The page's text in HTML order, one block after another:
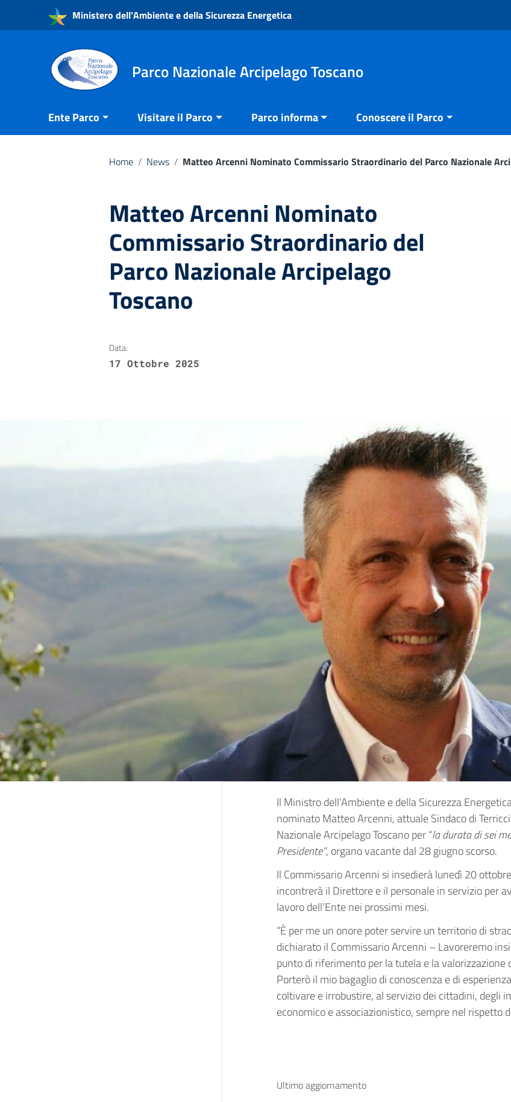
Vai ai contenuti
Vai al menu di navigazione
Ministero dell'Ambiente e della Sicurezza Energetica
Parco Nazionale Arcipelago Toscano
Ente Parco Visitare il Parco Parco informa Conoscere il Parco
Home / News / Matteo Arcenni Nominato Commissario Straordinario del Parco Nazionale
Matteo Arcenni Nominato
Commissario Straordinario del
Parco Nazionale Arcipelago
Toscano
Data:
17 Ottobre 2025
Il Ministro dell’Ambiente e della Sicurezza
nominato Matteo Arcenni, attuale Sindaco di
Nazionale Arcipelago Toscano per “la durata di sei
Presidente”, organo vacante dal 28 giugno scorso.
Il Commissario Arcenni si insedierà lunedì 20
incontrerà il Direttore e il personale in servizio per
lavoro dell’Ente nei prossimi mesi.
“È per me un onore poter servire un territorio di
dichiarato il Commissario Arcenni – Lavoreremo
punto di riferimento per la tutela e la
Porterò il mio bagaglio di conoscenza e di
coltivare e irrobustire, al servizio dei cittadini, degli
economico e associazionistico, sempre nel rispetto
Ultimo aggiornamento